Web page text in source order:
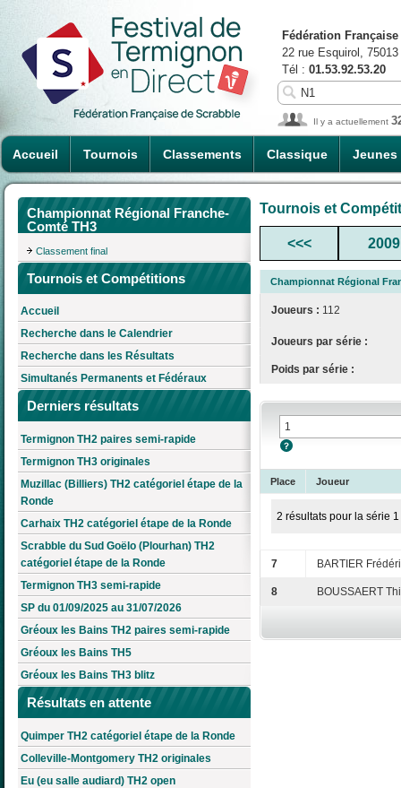
Accueil Tournois Classements Classique Jeunes
Fédération
22 rue Esquirol,
Tél : 01.53.92.53.20
Il y a actuellement
Championnat Régional Franche-
Comté TH3
Classement final
Tournois et Compétitions
Accueil
Recherche dans le Calendrier
Recherche dans les Résultats
Simultanés Permanents et Fédéraux
Derniers résultats
Termignon TH2 paires semi-rapide
Termignon TH3 originales
Muzillac (Billiers) TH2 catégoriel étape de la
Ronde
Carhaix TH2 catégoriel étape de la Ronde
Scrabble du Sud Goëlo (Plourhan) TH2
catégoriel étape de la Ronde
Termignon TH3 semi-rapide
SP du 01/09/2025 au 31/07/2026
Gréoux les Bains TH2 paires semi-rapide
Gréoux les Bains TH5
Gréoux les Bains TH3 blitz
Résultats en attente
Quimper TH2 catégoriel étape de la Ronde
Colleville-Montgomery TH2 originales
Eu (eu salle audiard) TH2 open
Tournois et
<<< 2009
Championnat Régional
Joueurs : 112
Joueurs par série :
Poids par série :
Place Joueur
2 résultats pour la série 1
7 BARTIER
8 BOUSSAERT